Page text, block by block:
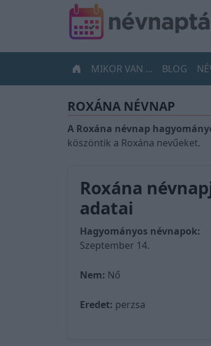
MIKOR VAN ...
BLOG
ROXÁNA NÉVNAP
A Roxána névnap
köszöntik a Roxána nevűeket.
Roxána
adatai
Hagyományos névnapok:
Szeptember 14.
Nem: Nő
Eredet: perzsa